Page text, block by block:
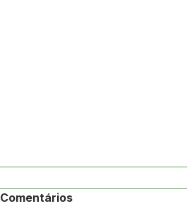
Comentários